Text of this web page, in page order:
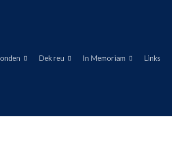
Dek reu In Memoriam Links